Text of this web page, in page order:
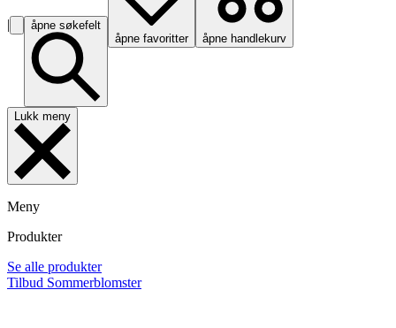
|
åpne søkefelt
åpne favoritter
åpne handlekurv
Lukk meny
Meny
Produkter
Se alle produkter
Tilbud Sommerblomster